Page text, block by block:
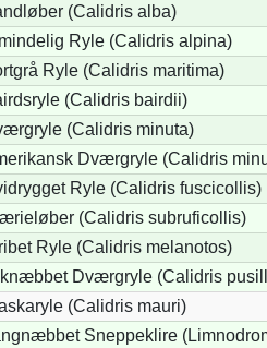
(Calidris alba)
Ryle (Calidris alpina)
Ryle (Calidris maritima)
(Calidris bairdii)
(Calidris minuta)
Dværgryle (Calidris
Ryle (Calidris fuscicollis)
(Calidris subruficollis)
Ryle (Calidris melanotos)
Dværgryle (Calidris
(Calidris mauri)
Sneppeklire